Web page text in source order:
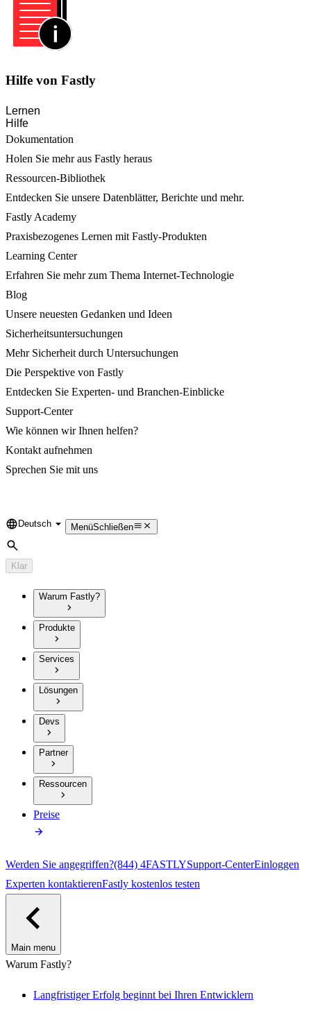
Hilfe von Fastly
Lernen
Hilfe
Dokumentation
Holen Sie mehr aus Fastly heraus
Ressourcen-Bibliothek
Entdecken Sie unsere Datenblätter, Berichte und mehr.
Fastly Academy
Praxisbezogenes Lernen mit Fastly-Produkten
Learning Center
Erfahren Sie mehr zum Thema Internet-Technologie
Blog
Unsere neuesten Gedanken und Ideen
Sicherheitsuntersuchungen
Mehr Sicherheit durch Untersuchungen
Die Perspektive von Fastly
Entdecken Sie Experten- und Branchen-Einblicke
Support-Center
Wie können wir Ihnen helfen?
Kontakt aufnehmen
Sprechen Sie mit uns
Language
Deutsch MenüSchließen
Suche
Klar
Warum Fastly?
Produkte
Services
Lösungen
Devs
Partner
Ressourcen
Preise
Werden Sie angegriffen?(844) 4FASTLYSupport-CenterEinloggen
Experten kontaktierenFastly kostenlos testen
Main menu
Warum Fastly?
Langfristiger Erfolg beginnt bei Ihren Entwicklern